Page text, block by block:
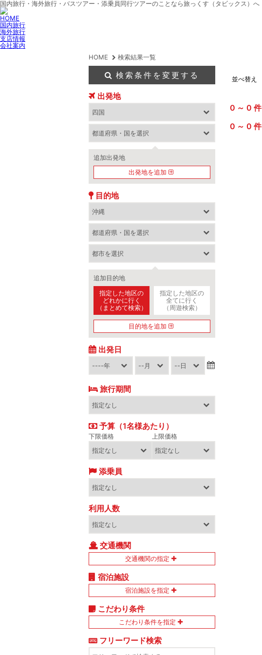
国内旅行・海外旅行・バスツアー・添乗員同行ツアーのことなら旅っくす（タビックス）へ
HOME
国内旅行
海外旅行
支店情報
会社案内
HOME
検索結果一覧
並べ替え
0 0 件
0 0 件
検索条件を変更する
出発地
追加出発地
出発地を追加
目的地
追加目的地
指定した地区の
どれかに行く
（まとめて検索）
指定した地区の
全てに行く
（周遊検索）
目的地を追加
出発日
旅行期間
予算（1名様あたり）
下限価格 上限価格
添乗員
利用人数
交通機関
交通機関の指定
宿泊施設
宿泊施設を指定
こだわり条件
こだわり条件を指定
フリーワード検索